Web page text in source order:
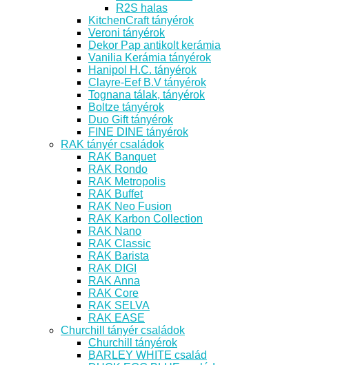
R2S halas
KitchenCraft tányérok
Veroni tányérok
Dekor Pap antikolt kerámia
Vanilia Kerámia tányérok
Hanipol H.C. tányérok
Clayre-Eef B.V tányérok
Tognana tálak, tányérok
Boltze tányérok
Duo Gift tányérok
FINE DINE tányérok
RAK tányér családok
RAK Banquet
RAK Rondo
RAK Metropolis
RAK Buffet
RAK Neo Fusion
RAK Karbon Collection
RAK Nano
RAK Classic
RAK Barista
RAK DIGI
RAK Anna
RAK Core
RAK SELVA
RAK EASE
Churchill tányér családok
Churchill tányérok
BARLEY WHITE család